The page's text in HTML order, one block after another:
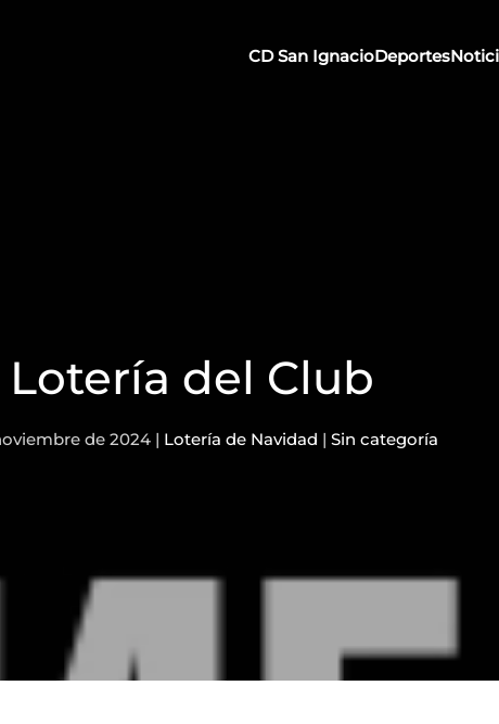
CD San IgnacioDeportes
Lotería del Club
de 2024 | Lotería de Navidad | Sin categoría